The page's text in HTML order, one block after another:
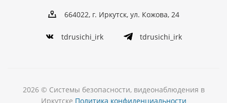
664022, г. Иркутск, ул. Кожова, 24
tdrusichi_irk tdrusichi_irk
2026 © Системы безопасности, видеонаблюдения в
Иркутске Политика конфиденциальности